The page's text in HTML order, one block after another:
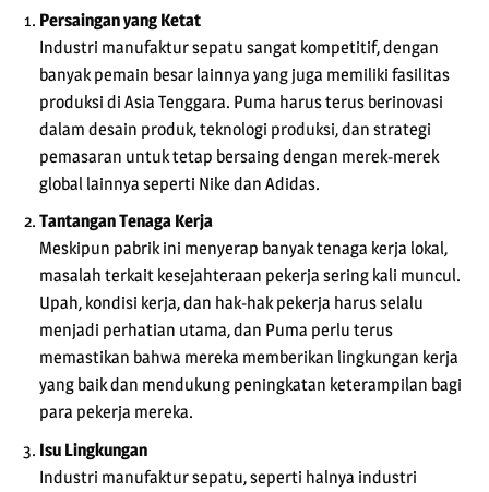
Persaingan yang Ketat
Industri manufaktur sepatu sangat kompetitif, dengan
banyak pemain besar lainnya yang juga memiliki fasilitas
produksi di Asia Tenggara. Puma harus terus berinovasi
dalam desain produk, teknologi produksi, dan strategi
pemasaran untuk tetap bersaing dengan merek-merek
global lainnya seperti Nike dan Adidas.
Tantangan Tenaga Kerja
Meskipun pabrik ini menyerap banyak tenaga kerja lokal,
masalah terkait kesejahteraan pekerja sering kali muncul.
Upah, kondisi kerja, dan hak-hak pekerja harus selalu
menjadi perhatian utama, dan Puma perlu terus
memastikan bahwa mereka memberikan lingkungan kerja
yang baik dan mendukung peningkatan keterampilan bagi
para pekerja mereka.
Isu Lingkungan
Industri manufaktur sepatu, seperti halnya industri